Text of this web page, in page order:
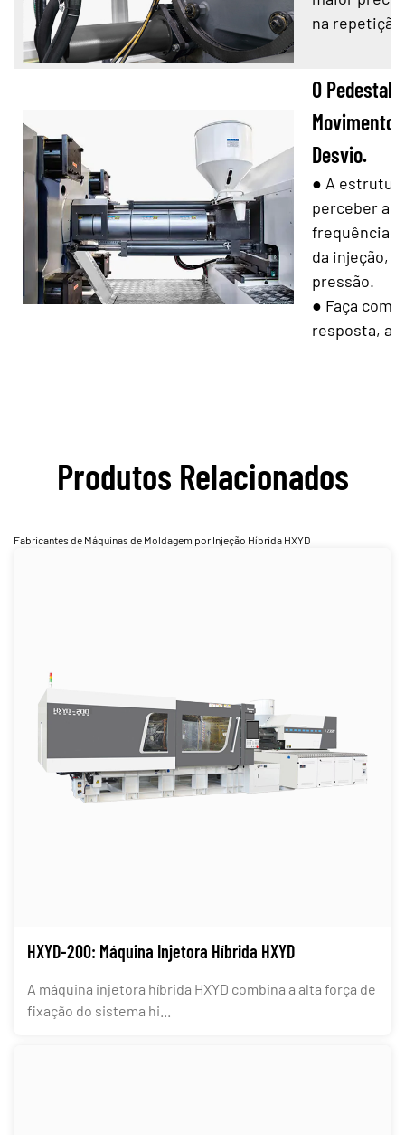
na
O Pedestal
Movimento
Desvio.
● A
perceber as
frequência
da injeção,
pressão.
● Faça com
resposta,
Produtos Relacionados
Fabricantes de Máquinas de Moldagem por Injeção Híbrida HXYD
HXYD-200: Máquina Injetora Híbrida HXYD
A máquina injetora híbrida HXYD combina a alta força de
fixação do sistema hi...